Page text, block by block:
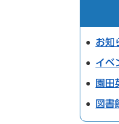
お知
イベ
園田
図書